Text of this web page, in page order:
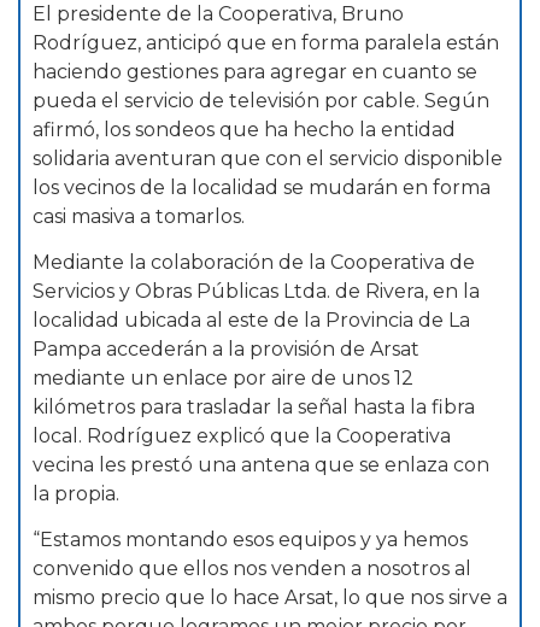
El presidente de la Cooperativa, Bruno
Rodríguez, anticipó que en forma paralela están
haciendo gestiones para agregar en cuanto se
pueda el servicio de televisión por cable. Según
afirmó, los sondeos que ha hecho la entidad
solidaria aventuran que con el servicio disponible
los vecinos de la localidad se mudarán en forma
casi masiva a tomarlos.
Mediante la colaboración de la Cooperativa de
Servicios y Obras Públicas Ltda. de Rivera, en la
localidad ubicada al este de la Provincia de La
Pampa accederán a la provisión de Arsat
mediante un enlace por aire de unos 12
kilómetros para trasladar la señal hasta la fibra
local. Rodríguez explicó que la Cooperativa
vecina les prestó una antena que se enlaza con
la propia.
“Estamos montando esos equipos y ya hemos
convenido que ellos nos venden a nosotros al
mismo precio que lo hace Arsat, lo que nos sirve a